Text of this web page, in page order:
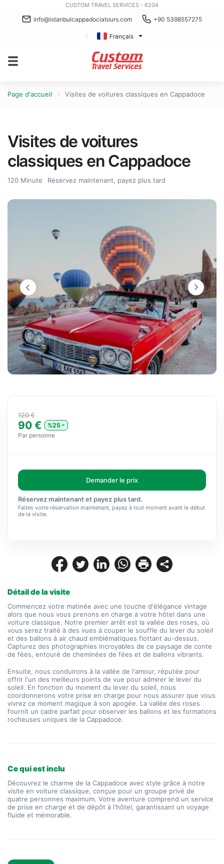
CUSTOM TRAVEL SERVICES - 6204
info@istanbulcappadociatours.com +90 5398557275
Français
Page d'accueil Visites de voitures classiques en Cappadoce
Détail de la visite
Commencez votre matinée avec une touche d'élégance vintage
alors que nous vous prenons en charge à votre hôtel dans une
voiture classique. Notre premier arrêt est la vallée des roses, où
vous serez traité à des vues à couper le souffle du lever du soleil
et des ballons à air chaud emblématiques flottant au-dessus.
Capturez des photographies incroyables de ce paysage de conte
de fées, entouré de cheminées de fées et de ballons vibrants.
Ensuite, nous conduirons à la vallée de l'amour, réputée pour
offrir l'un des meilleurs points de vue pour admirer le lever du
soleil. En fonction du moment du lever du soleil, nous
coordonnerons votre prise en charge pour nous assurer que vous
vivrez ce moment magique à son apogée. La vallée des roses
fournit un cadre parfait pour observer les ballons et les formations
rocheuses uniques de la Cappadoce.
Ce qui est inclu
Découvrez le charme de la Cappadoce avec style grâce à notre
visite en voiture classique, conçue pour un groupe privé de
quatre personnes maximum. Votre aventure comprend un service
de prise en charge et de dépôt à l'hôtel, garantissant un voyage
fluide et mémorable.
Visites de voitures
classiques en Cappadoce
120 Minute Réservez maintenant, payez plus tard
120 €
90 €
%25
Par personne
Demander le prix
Réservez maintenant et payez plus tard.
Faites votre réservation maintenant, payez à tout moment avant le début
de la visite.